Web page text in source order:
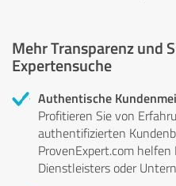
Mehr Transparenz und
Expertensuche
Authentische
Profitieren Sie von
authentifizierten
ProvenExpert.com
Dienstleisters oder